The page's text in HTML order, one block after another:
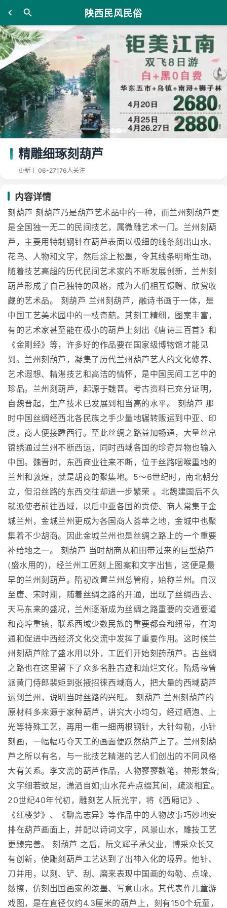
陕西民风民俗
精雕细琢刻葫芦
更新于 06-27176人关注
内容详情
刻葫芦 刻葫芦乃是葫芦艺术品中的一种，而兰州刻葫芦更
是全国独一无二的民间技艺，属微雕艺术一门。兰州刻葫
芦，主要用特制钢针在葫芦表面以极细的线条刻出山水、
花鸟、人物和文字，然后涂上松墨，令其线条明晰生动。
随着技艺高超的历代民间艺术家的不断发展创新，兰州刻
葫芦形成了自己独特的风格，成为人们相互馈赠、欣赏收
藏的艺术品。 刻葫芦 兰州刻葫芦，融诗书画于一体，是
中国工艺美术园中的一枝奇葩。其刻工精细，图案丰富，
有的艺术家甚至能在极小的葫芦上刻出《唐诗三百首》和
《金刚经》等，许多好的作品要在国家级博物馆才能见
到。兰州刻葫芦，凝集了历代兰州葫芦艺人的文化修养、
艺术遐想、精湛技艺和高洁的情怀，是中国民间工艺中的
珍品。兰州刻葫芦，起源于魏晋。考古资料已充分证明，
自魏晋起，生产技术已发展到相当高的水平。 刻葫芦 那
时中国丝绸经西北各民族之手少量地辗转贩运到中亚、印
度。商人便接踵西行。至此丝绸之路益加畅通，大量丝帛
锦绣通过兰州不断西运，同时西域各国的珍奇异物也输入
中国。魏晋时，东西商业往来不断，位于丝路咽喉重地的
兰州和敦煌，就是胡商的聚集地。5～6世纪时，南北朝分
立，但沿丝路的东西交往却进一步繁荣 。北魏建国后不久
就派使者前往西域，以后中亚各国的贡使、商人常集于金
城兰州，金城兰州更成为各国商人荟萃之地，金城中也聚
集着不少胡商。因此金城兰州也是丝绸之路上的一个重要
补给地之一。 刻葫芦 当时胡商从和田带过来的巨型葫芦
(盛水用的)，经兰州工匠刻上图案和文字出售，这便是最
早的兰州刻葫芦。隋初改置兰州总管府，始称兰州。自汉
至唐、宋时期，随着丝绸之路的开通，出现了丝绸西去、
天马东来的盛况，兰州逐渐成为丝绸之路重要的交通要道
和商埠重镇，联系西域少数民族的重要都会和纽带，在沟
通和促进中西经济文化交流中发挥了重要作用。这时候兰
州刻葫芦除了盛水用以外，工匠们开始刻药葫芦。古丝绸
之路也在这里留下了众多名胜古迹和灿烂文化，隋炀帝曾
派黄门侍郎裴矩到张掖招徕西域商人，把大量的西域葫芦
运到兰州，说明当时丝路的兴旺。 刻葫芦 兰州刻葫芦的
原材料多来源于家种葫芦，讲究大小均匀，经过晒泡、上
光等特殊工艺，再用一粗一细两根钢针，大针勾勒，小针
刻画，一幅幅巧夺天工的画面便跃然葫芦上了。兰州刻葫
芦之所以有名，与一批技艺精湛的艺人们创出的不同风格
大有关系。李文斋的葫芦作品，人物寥寥数笔，神形兼备;
文字细若蚊足，潇洒自如;山水花卉点缀其间，疏淡相宜。
20世纪40年代初，雕刻艺人阮光宇，将《西厢记》、
《红楼梦》、《聊斋志异》等作品中的人物故事巧妙地安
排在葫芦画面上，并配以诗词文字，风景山水，雕技工艺
更臻完善。 刻葫芦 之后，阮文辉子承父业，博采众长又
有创新，使雕刻葫芦工艺达到了出神入化的境界。他针、
刀并用，以刻、铲、刮、磨来表现中国画的勾勒、点垛、
皴擦，仿刻出国画家的泼墨、写意山水。其代表作儿童游
戏图，是在直径仅约4.3厘米的葫芦上，刻有150个玩童，